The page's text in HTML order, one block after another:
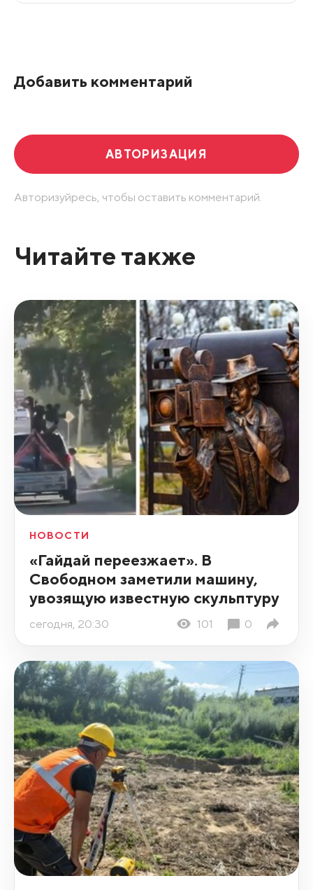
Добавить комментарий
АВТОРИЗАЦИЯ
Авторизуйресь, чтобы оставить комментарий.
Читайте также
НОВОСТИ
«Гайдай переезжает». В
Свободном заметили машину,
увозящую известную скульптуру
сегодня, 20:30 101 0